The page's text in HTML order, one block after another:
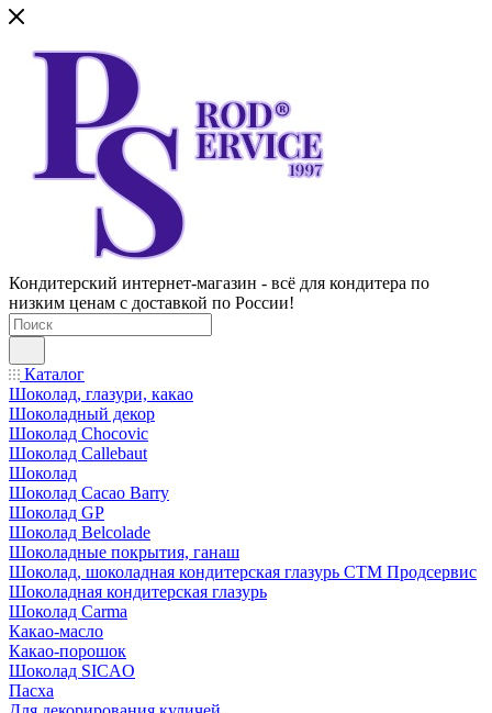
Кондитерский интернет-магазин - всё для кондитера по
низким ценам с доставкой по России!
Каталог
Шоколад, глазури, какао
Шоколадный декор
Шоколад Chocovic
Шоколад Callebaut
Шоколад
Шоколад Cacao Barry
Шоколад GP
Шоколад Belcolade
Шоколадные покрытия, ганаш
Шоколад, шоколадная кондитерская глазурь СТМ Продсервис
Шоколадная кондитерская глазурь
Шоколад Carma
Какао-масло
Какао-порошок
Шоколад SICAO
Пасха